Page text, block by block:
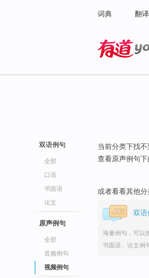
词典 翻译
双语例句
全部
口语
书面语
论文
原声例句
全部
音频例句
视频例句
当前分类下找不
查看原声例句下
或者看看其他分
双语
海量例句，可以
书面语、论文例